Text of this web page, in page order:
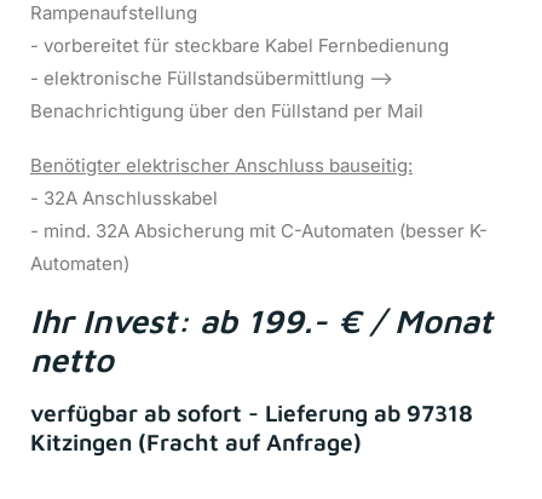
Rampenaufstellung
- vorbereitet für steckbare Kabel Fernbedienung
- elektronische Füllstandsübermittlung -->
Benachrichtigung über den Füllstand per Mail
Benötigter elektrischer Anschluss bauseitig:
- 32A Anschlusskabel
- mind. 32A Absicherung mit C-Automaten (besser K-
Automaten)
Ihr Invest: ab 199.- € / Monat
netto
verfügbar ab sofort - Lieferung ab 97318
Kitzingen (Fracht auf Anfrage)